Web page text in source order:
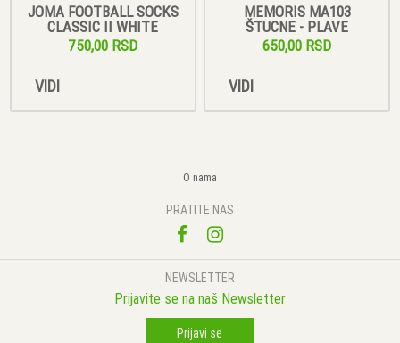
JOMA FOOTBALL SOCKS
CLASSIC II WHITE
750,00 RSD
VIDI
MEMORIS MA103
ŠTUCNE - PLAVE
650,00 RSD
VIDI
O nama
PRATITE NAS
NEWSLETTER
Prijavite se na naš Newsletter
Prijavi se